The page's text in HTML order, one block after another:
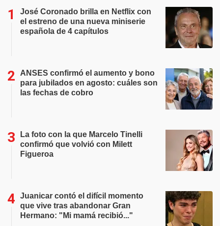
José Coronado brilla en Netflix con
el estreno de una nueva miniserie
española de 4 capítulos
ANSES confirmó el aumento y bono
para jubilados en agosto: cuáles son
las fechas de cobro
La foto con la que Marcelo Tinelli
confirmó que volvió con Milett
Figueroa
Juanicar contó el difícil momento
que vive tras abandonar Gran
Hermano: "Mi mamá recibió..."